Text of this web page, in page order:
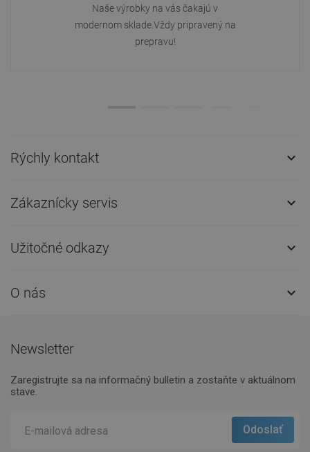
Naše výrobky na vás čakajú v
modernom sklade.Vždy pripravený na
prepravu!
Rýchly kontakt 
Zákaznícky servis 
Užitočné odkazy 
O nás 
Newsletter
Zaregistrujte sa na informačný bulletin a zostaňte v aktuálnom
stave.